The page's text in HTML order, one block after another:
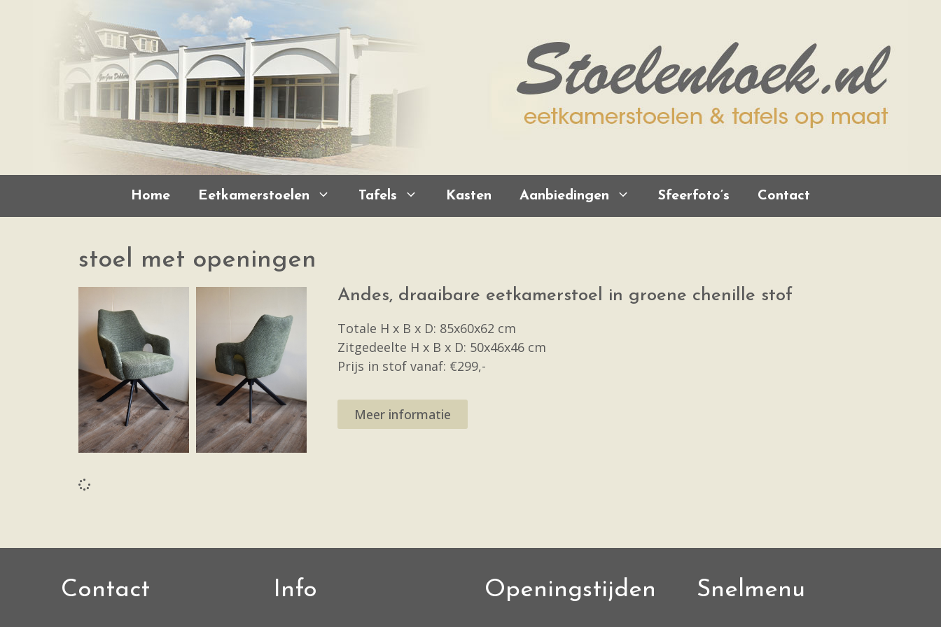
Home Eetkamerstoelen Tafels Kasten Aanbiedingen Sfeerfoto’s Contact
stoel met openingen
Andes, draaibare eetkamerstoel in groene chenille stof
Totale H x B x D: 85x60x62 cm
Zitgedeelte H x B x D: 50x46x46 cm
Prijs in stof vanaf: €299,-
Meer informatie
Contact Info Openingstijden Snelmenu